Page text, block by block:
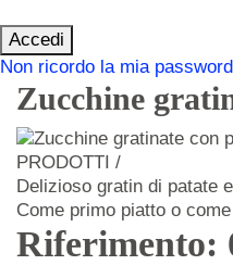
Accedi
Non ricordo la mia password
Zucchine
PRODOTTI /
Delizioso gratin di patate
Come primo piatto o
Riferimento: